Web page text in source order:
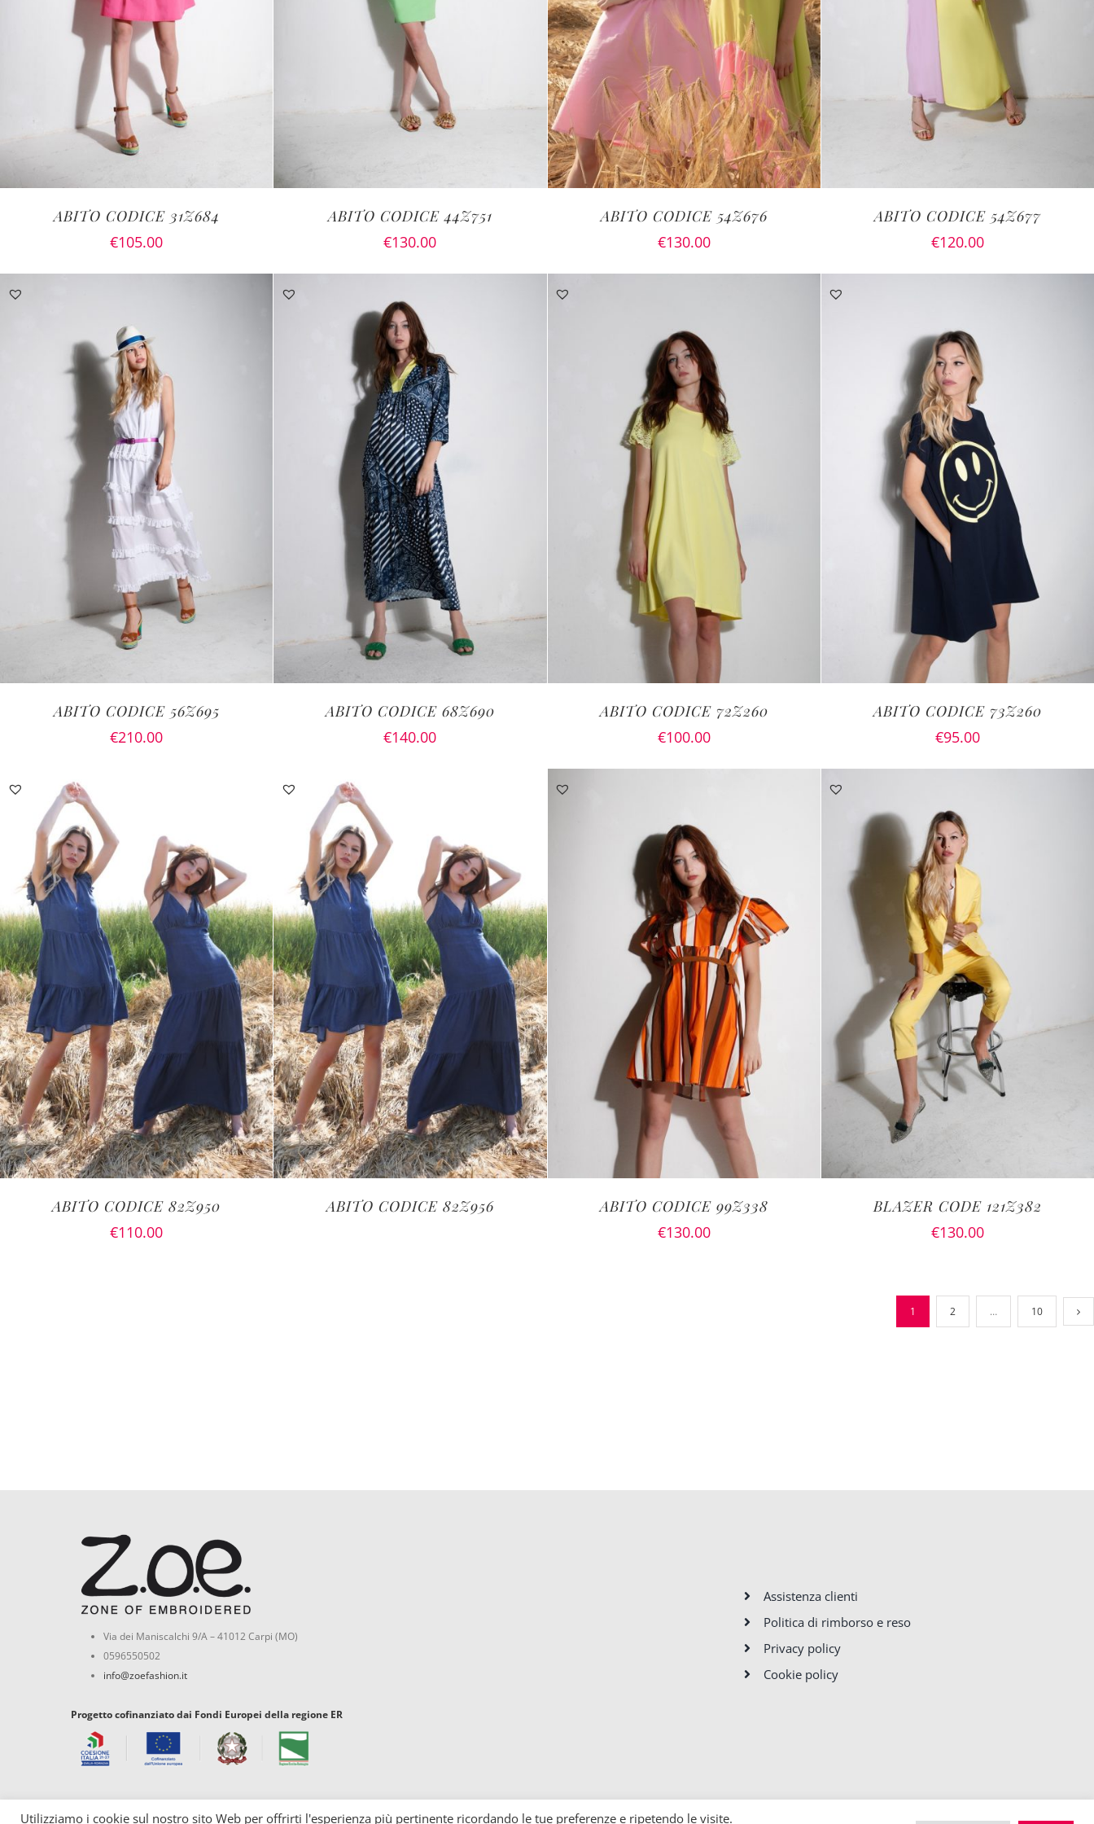
ABITO CODICE 31Z684
€105.00
ABITO CODICE 44Z751
€130.00
ABITO CODICE 54Z676
€130.00
ABITO CODICE 54Z677
€120.00
ABITO CODICE 56Z695
€210.00
ABITO CODICE 68Z690
€140.00
ABITO CODICE 72Z260
€100.00
ABITO CODICE 73Z260
€95.00
ABITO CODICE 82Z950
€110.00
ABITO CODICE 82Z956
ABITO CODICE 99Z338
€130.00
BLAZER CODE 121Z382
€130.00
1 2 … 10
Via dei Maniscalchi 9/A – 41012 Carpi (MO)
0596550502
info@zoefashion.it
Progetto cofinanziato dai Fondi Europei della regione ER
Assistenza clienti
Politica di rimborso e reso
Privacy policy
Cookie policy
Utilizziamo i cookie sul nostro sito Web per offrirti l'esperienza più pertinente ricordando le tue preferenze e ripetendo le visite.